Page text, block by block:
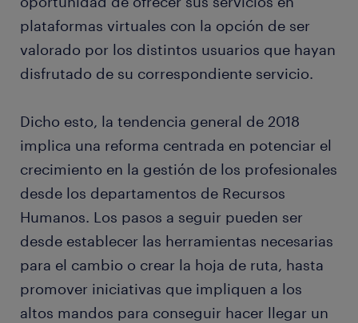
plataformas virtuales con la opción de ser
valorado por los distintos usuarios que hayan
disfrutado de su correspondiente servicio.
Dicho esto, la tendencia general de 2018
implica una reforma centrada en potenciar el
crecimiento en la gestión de los profesionales
desde los departamentos de Recursos
Humanos. Los pasos a seguir pueden ser
desde establecer las herramientas necesarias
para el cambio o crear la hoja de ruta, hasta
promover iniciativas que impliquen a los
altos mandos para conseguir hacer llegar un